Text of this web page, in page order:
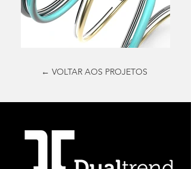
← VOLTAR AOS PROJETOS